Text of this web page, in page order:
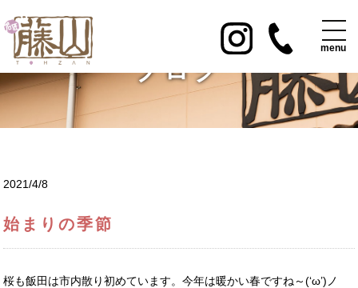
ブログ
2021/4/8
始まりの季節
桜も飯田は市内散り初めています。今年は暖かい春ですね～(‘ω’)ノ